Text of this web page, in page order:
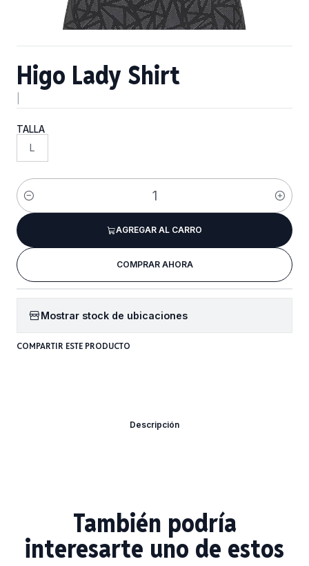
Higo Lady Shirt
TALLA
L
Cantidad
AGREGAR AL CARRO
COMPRAR AHORA
Mostrar stock de ubicaciones
COMPARTIR ESTE PRODUCTO
Descripción
También podría
interesarte uno de estos